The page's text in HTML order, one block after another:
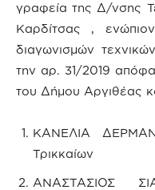
γραφεία της Δ/νσης
Καρδίτσας ,
διαγωνισμών
την αρ. 31/2019
του Δήμου Αργιθέας
ΚΑΝΕΛΙΑ
Τρικκαίων
ΑΝΑΣΤΑΣΙΟΣ